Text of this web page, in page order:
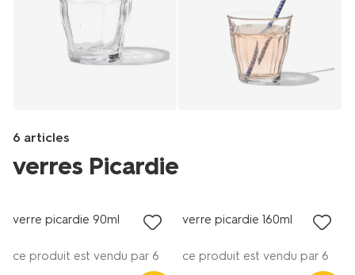
6 articles
verres Picardie
be/manger-
picardie-
Products
verre picardie 90ml
ce produit est vendu par 6
verre picardie 160ml
ce produit est vendu par 6